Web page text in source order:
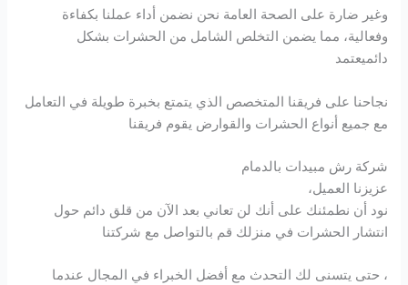
وغير ضارة على الصحة العامة نحن نضمن أداء عملنا بكفاءة
وفعالية، مما يضمن التخلص الشامل من الحشرات بشكل
دائميعتمد
نجاحنا على فريقنا المتخصص الذي يتمتع بخبرة طويلة في التعامل
مع جميع أنواع الحشرات والقوارض يقوم فريقنا
شركة رش مبيدات بالدمام
عزيزنا العميل،
نود أن نطمئنك على أنك لن تعاني بعد الآن من قلق دائم حول
انتشار الحشرات في منزلك قم بالتواصل مع شركتنا
، حتى يتسنى لك التحدث مع أفضل الخبراء في المجال عندما